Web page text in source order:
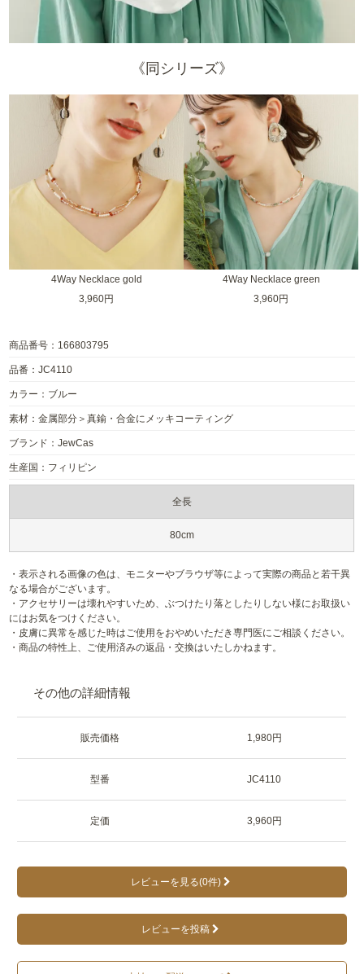
《同シリーズ》
4Way Necklace gold
3,960円
4Way Necklace green
3,960円
商品番号：166803795
品番：JC4110
カラー：ブルー
素材：金属部分＞真鍮・合金にメッキコーティング
ブランド：JewCas
生産国：フィリピン
全長
80cm
・表示される画像の色は、モニターやブラウザ等によって実際の商品と若干異
なる場合がございます。
・アクセサリーは壊れやすいため、ぶつけたり落としたりしない様にお取扱い
にはお気をつけください。
・皮膚に異常を感じた時はご使用をおやめいただき専門医にご相談ください。
・商品の特性上、ご使用済みの返品・交換はいたしかねます。
その他の詳細情報
販売価格 1,980円
型番 JC4110
定価 3,960円
レビューを見る(0件)
レビューを投稿